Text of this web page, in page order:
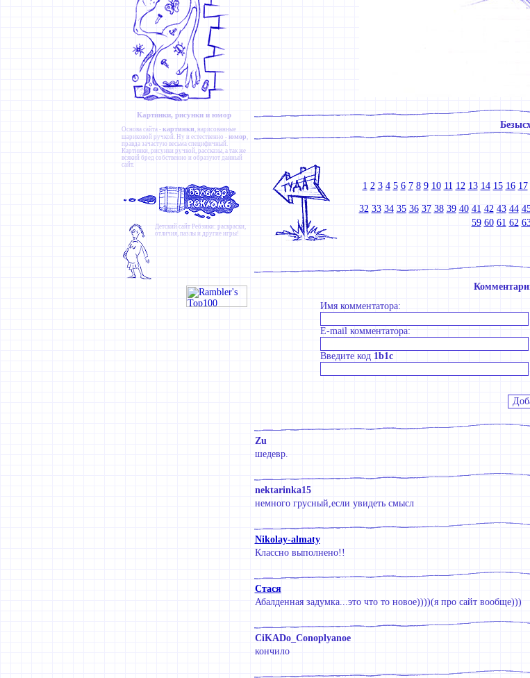
Картинки, рисунки и юмор
Основа сайта - картинки, нарисованные
шариковой ручкой. Ну и естественно - юмор,
правда зачастую весьма специфичный.
Картинки, рисунки ручкой, рассказы, а так же
всякий бред собственно и образуют данный
сайт.
Детский сайт Ребзики: раскраски,
отличия, пазлы и другие игры!
1 2 3 4 5 6 7 8 9 10 11 12 13 14 15 16 17
32 33 34 35 36 37 38 39 40 41 42 43 44
59 60 61 62
Имя комментатора:
E-mail комментатора:
Введите код 1b1c
Zu
шедевр.
nektarinka15
немного грусный,если увидеть смысл
Nikolay-almaty
Классно выполнено!!
Стася
Абалденная задумка...это что то новое))))(я про сайт вообще)))
CiKADo_Conoplyanoe
кончило